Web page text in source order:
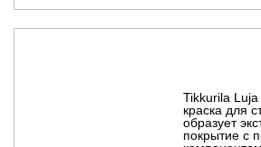
Tikkurila
краска для
образует
покрытие с